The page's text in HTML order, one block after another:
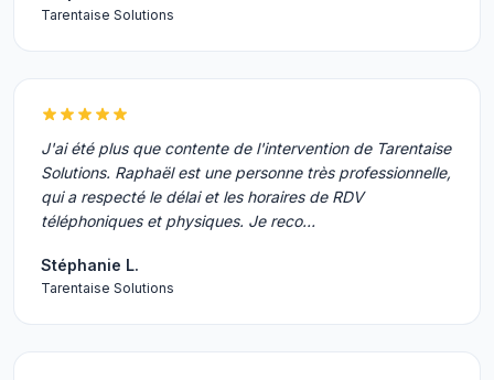
Tarentaise Solutions
J'ai été plus que contente de l'intervention de Tarentaise
Solutions. Raphaël est une personne très professionnelle,
qui a respecté le délai et les horaires de RDV
téléphoniques et physiques. Je reco…
Stéphanie L.
Tarentaise Solutions